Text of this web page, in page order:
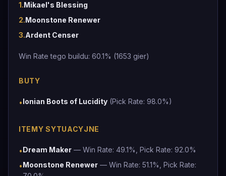
1.Mikael's Blessing
2.Moonstone Renewer
3.Ardent Censer
Win Rate tego buildu: 60.1% (1653 gier)
BUTY
•Ionian Boots of Lucidity (Pick Rate: 98.0%)
ITEMY SYTUACYJNE
•Dream Maker — Win Rate: 49.1%, Pick Rate: 92.0%
•Moonstone Renewer — Win Rate: 51.1%, Pick Rate: